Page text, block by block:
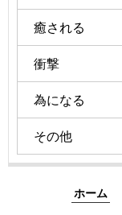
癒される
衝撃
為になる
その他
ホーム